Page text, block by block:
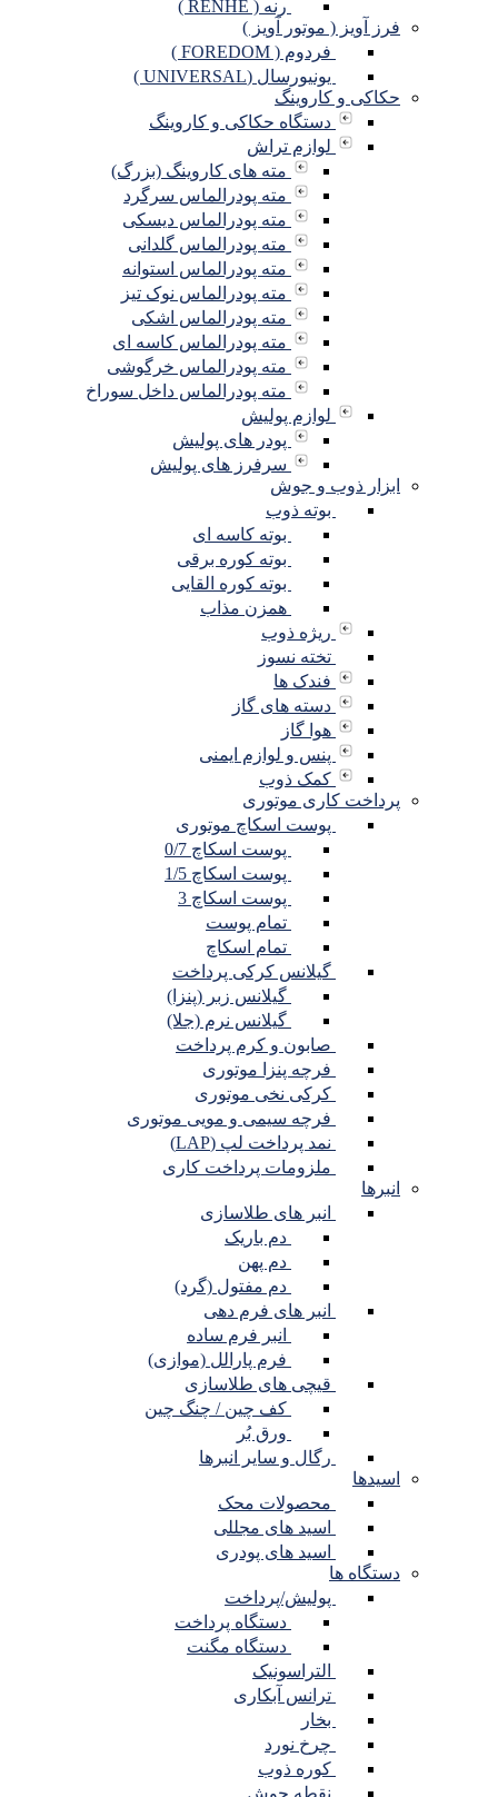
رنه ( RENHE )
فرز آویز ( موتور آویز )
فردوم ( FOREDOM )
یونیورسال (UNIVERSAL )
حکاکی و کاروینگ
دستگاه حکاکی و کاروینگ
لوازم تراش
مته های کاروینگ (بزرگ)
مته پودرالماس سرگرد
مته پودرالماس دیسکی
مته پودرالماس گلدانی
مته پودرالماس استوانه
مته پودرالماس نوک تیز
مته پودرالماس اشکی
مته پودرالماس کاسه ای
مته پودرالماس خرگوشی
مته پودرالماس داخل سوراخ
لوازم پولیش
پودر های پولیش
سرفرز های پولیش
ابزار ذوب و جوش
بوته ذوب
بوته کاسه ای
بوته کوره برقی
بوته کوره القایی
همزن مذاب
ریژه ذوب
تخته نسوز
فندک ها
دسته های گاز
هوا گاز
پنس و لوازم ایمنی
کمک ذوب
پرداخت کاری موتوری
پوست اسکاچ موتوری
پوست اسکاچ 0/7
پوست اسکاچ 1/5
پوست اسکاچ 3
تمام پوست
تمام اسکاچ
گیلانس کرکی پرداخت
گیلانس زبر (پنزا)
گیلانس نرم (جلا)
صابون و کرم پرداخت
فرچه پنزا موتوری
کرکی نخی موتوری
فرچه سیمی و مویی موتوری
نمد پرداخت لپ (LAP)
ملزومات پرداخت کاری
انبرها
انبر های طلاسازی
دم باریک
دم پهن
دم مفتول (گرد)
انبر های فرم دهی
انبر فرم ساده
فرم پارالل (موازی)
قیچی های طلاسازی
کف چین / چنگ چین
ورق بُر
رگال و سایر انبرها
اسیدها
محصولات محک
اسید های مجللی
اسید های پودری
دستگاه ها
پولیش/پرداخت
دستگاه پرداخت
دستگاه مگنت
التراسونیک
ترانس آبکاری
بخار
چرخ نورد
کوره ذوب
نقطه جوش